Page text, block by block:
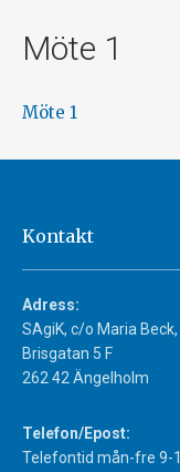
Möte 1
Möte 1
Kontakt
Adress:
SAgiK, c/o Maria Beck,
Brisgatan 5 F
262 42 Ängelholm
Telefon/Epost:
Telefontid mån-fre 9-